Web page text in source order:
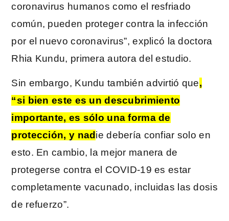
coronavirus humanos como el resfriado
común, pueden proteger contra la infección
por el nuevo coronavirus”, explicó la doctora
Rhia Kundu, primera autora del estudio.
Sin embargo, Kundu también advirtió que,
“si bien este es un descubrimiento
importante, es sólo una forma de
protección, y nad ie debería confiar solo en
esto. En cambio, la mejor manera de
protegerse contra el COVID-19 es estar
completamente vacunado, incluidas las dosis
de refuerzo”.